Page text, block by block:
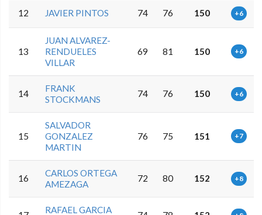
12 JAVIER PINTOS 74 76 150 +6
13
JUAN ALVAREZ-
RENDUELES
VILLAR
69 81 150 +6
14
FRANK
STOCKMANS
74 76 150 +6
15
SALVADOR
GONZALEZ
MARTIN
76 75 151 +7
16
CARLOS ORTEGA
AMEZAGA
72 80 152 +8
RAFAEL GARCIA